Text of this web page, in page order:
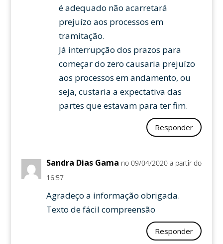
é adequado não acarretará
prejuízo aos processos em
tramitação.
Já interrupção dos prazos para
começar do zero causaria prejuízo
aos processos em andamento, ou
seja, custaria a expectativa das
partes que estavam para ter fim.
Responder
Sandra Dias Gama no 09/04/2020 a partir do
16:57
Agradeço a informação obrigada.
Texto de fácil compreensão
Responder